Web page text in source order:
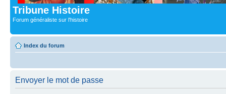
Tribune Histoire
Forum généraliste sur l'histoire
Index du forum
Envoyer le mot de passe